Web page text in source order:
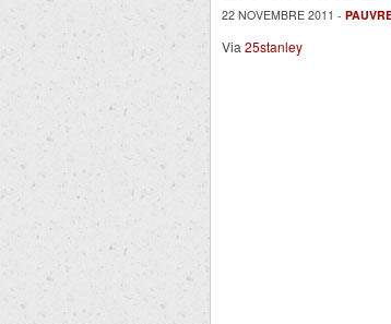
22 NOVEMBRE 2011 -
Via 25stanley